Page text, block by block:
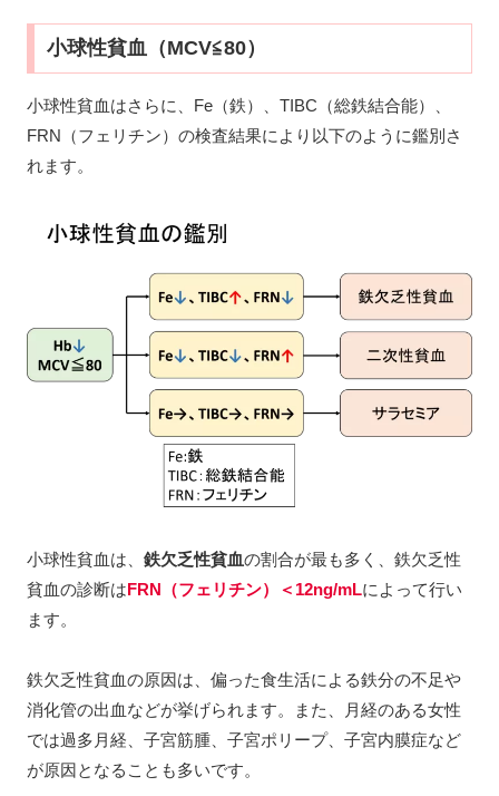
小球性貧血（MCV≦80）
小球性貧血はさらに、Fe（鉄）、TIBC（総鉄結合能）、
FRN（フェリチン）の検査結果により以下のように鑑別さ
れます。
小球性貧血は、 鉄欠乏性貧血の割合が最も多く、鉄欠乏性
貧血の診断はFRN（フェリチン）＜12ng/mLによって行い
ます。
鉄欠乏性貧血の原因は、偏った食生活による鉄分の不足や
消化管の出血などが挙げられます。また、月経のある女性
では過多月経、子宮筋腫、子宮ポリープ、子宮内膜症など
が原因となることも多いです。